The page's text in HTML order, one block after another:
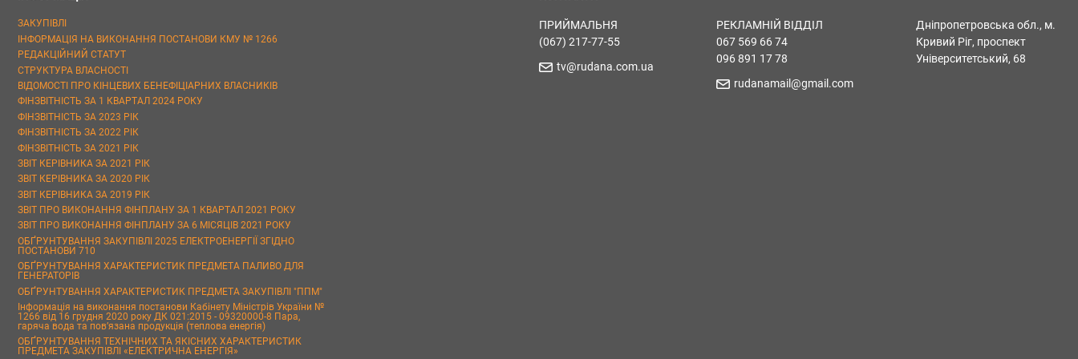
ЗАКУПІВЛІ
ІНФОРМАЦІЯ НА ВИКОНАННЯ ПОСТАНОВИ КМУ № 1266
РЕДАКЦІЙНИЙ СТАТУТ
СТРУКТУРА ВЛАСНОСТІ
ВІДОМОСТІ ПРО КІНЦЕВИХ БЕНЕФІЦІАРНИХ ВЛАСНИКІВ
ФІНЗВІТНІСТЬ ЗА 1 КВАРТАЛ 2024 РОКУ
ФІНЗВІТНІСТЬ ЗА 2023 РІК
ФІНЗВІТНІСТЬ ЗА 2022 РІК
ФІНЗВІТНІСТЬ ЗА 2021 РІК
ЗВІТ КЕРІВНИКА ЗА 2021 РІК
ЗВІТ КЕРІВНИКА ЗА 2020 РІК
ЗВІТ КЕРІВНИКА ЗА 2019 РІК
ЗВІТ ПРО ВИКОНАННЯ ФІНПЛАНУ ЗА 1 КВАРТАЛ 2021 РОКУ
ЗВІТ ПРО ВИКОНАННЯ ФІНПЛАНУ ЗА 6 МІСЯЦІВ 2021 РОКУ
ОБҐРУНТУВАННЯ ЗАКУПІВЛІ 2025 ЕЛЕКТРОЕНЕРГІЇ ЗГІДНО
ПОСТАНОВИ 710
ОБҐРУНТУВАННЯ ХАРАКТЕРИСТИК ПРЕДМЕТА ПАЛИВО ДЛЯ
ГЕНЕРАТОРІВ
ОБҐРУНТУВАННЯ ХАРАКТЕРИСТИК ПРЕДМЕТА ЗАКУПІВЛІ "ППМ"
Інформація на виконання постанови Кабінету Міністрів України №
1266 від 16 грудня 2020 року ДК 021:2015 - 09320000-8 Пара,
гаряча вода та пов’язана продукція (теплова енергія)
ОБҐРУНТУВАННЯ ТЕХНІЧНИХ ТА ЯКІСНИХ ХАРАКТЕРИСТИК
ПРЕДМЕТА ЗАКУПІВЛІ «ЕЛЕКТРИЧНА ЕНЕРГІЯ»
ПРИЙМАЛЬНЯ
(067) 217-77-55
tv@rudana.com.ua
РЕКЛАМНІЙ ВІДДІЛ
067 569 66 74
096 891 17 78
rudanamail@gmail.com
Дніпропетровська обл., м.
Кривий Ріг, проспект
Університетський, 68